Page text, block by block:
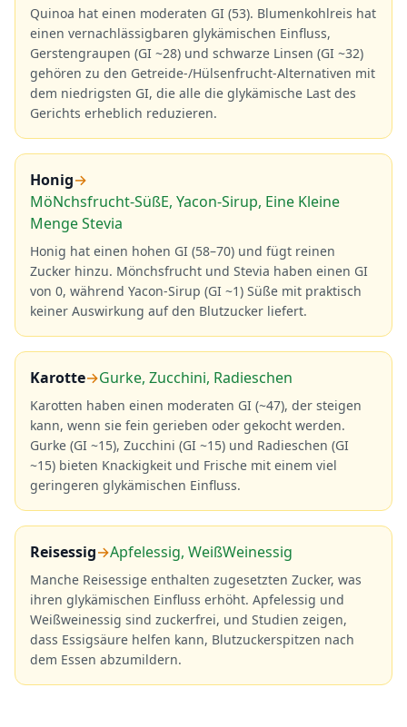
Quinoa hat einen moderaten GI (53). Blumenkohlreis hat
einen vernachlässigbaren glykämischen Einfluss,
Gerstengraupen (GI ~28) und schwarze Linsen (GI ~32)
gehören zu den Getreide-/Hülsenfrucht-Alternativen mit
dem niedrigsten GI, die alle die glykämische Last des
Gerichts erheblich reduzieren.
Honig→
MöNchsfrucht-SüßE, Yacon-Sirup, Eine Kleine
Menge Stevia
Honig hat einen hohen GI (58–70) und fügt reinen
Zucker hinzu. Mönchsfrucht und Stevia haben einen GI
von 0, während Yacon-Sirup (GI ~1) Süße mit praktisch
keiner Auswirkung auf den Blutzucker liefert.
Karotte→Gurke, Zucchini, Radieschen
Karotten haben einen moderaten GI (~47), der steigen
kann, wenn sie fein gerieben oder gekocht werden.
Gurke (GI ~15), Zucchini (GI ~15) und Radieschen (GI
~15) bieten Knackigkeit und Frische mit einem viel
geringeren glykämischen Einfluss.
Reisessig→Apfelessig, WeißWeinessig
Manche Reisessige enthalten zugesetzten Zucker, was
ihren glykämischen Einfluss erhöht. Apfelessig und
Weißweinessig sind zuckerfrei, und Studien zeigen,
dass Essigsäure helfen kann, Blutzuckerspitzen nach
dem Essen abzumildern.